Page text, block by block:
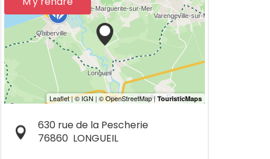
630 rue de la Pescherie
76860 LONGUEIL